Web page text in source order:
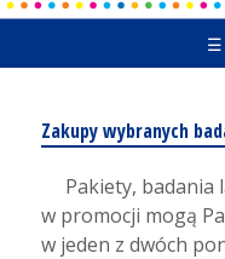
☰
Zakupy wybranych
Pakiety, badania
w promocji mogą
w jeden z dwóch